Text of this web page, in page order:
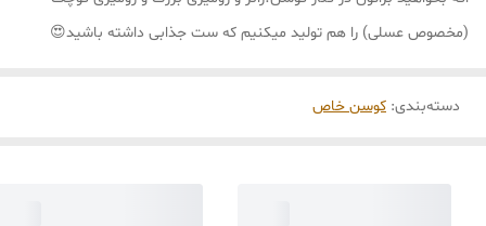
(مخصوص عسلی) را هم تولید میکنیم که ست جذابی داشته باشید😍
دسته‌بندی: کوسن خاص